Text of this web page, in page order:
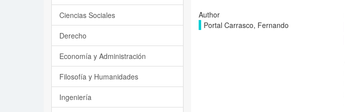
Author
Portal Carrasco, Fernando
Ciencias Sociales
Derecho
Economía y Administración
Filosofía y Humanidades
Ingeniería